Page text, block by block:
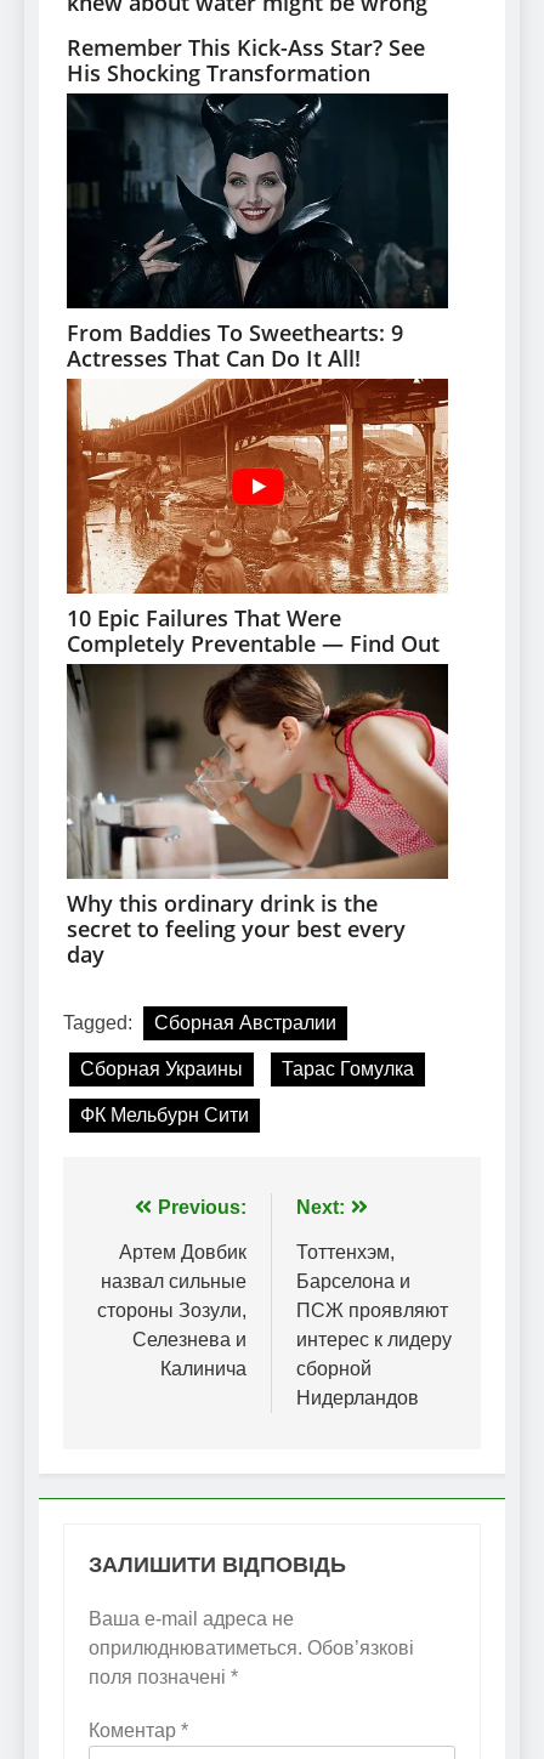
Tagged: Сборная Австралии
Сборная Украины Тарас Гомулка
ФК Мельбурн Сити
Навігація
записів
Previous:
Артем Довбик
назвал сильные
стороны Зозули,
Селезнева и
Калинича
Next:
Тоттенхэм,
Барселона и
ПСЖ проявляют
интерес к лидеру
сборной
Нидерландов
ЗАЛИШИТИ ВІДПОВІДЬ
Ваша e-mail адреса не
оприлюднюватиметься. Обов’язкові
поля позначені *
Коментар *